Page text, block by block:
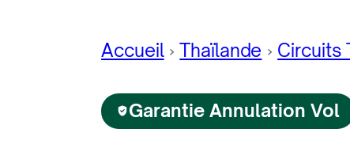
Accueil Thaïlande Circuits
Garantie Annulation Vol